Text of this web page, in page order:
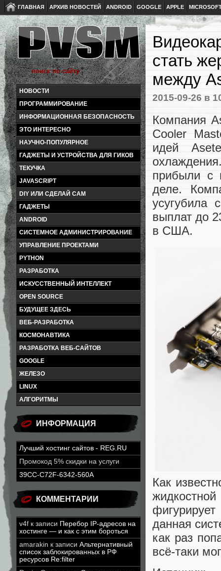
ГЛАВНАЯ АРХИВ НОВОСТЕЙ ANDROID GOOGLE APPLE
НОВОСТИ
ПРОГРАММИРОВАНИЕ
ИНФОРМАЦИОННАЯ БЕЗОПАСНОСТЬ
ЭТО ИНТЕРЕСНО
НАУЧНО-ПОПУЛЯРНОЕ
ГАДЖЕТЫ И УСТРОЙСТВА ДЛЯ ГИКОВ
ТЕКУЧКА
JAVASCRIPT
DIY ИЛИ СДЕЛАЙ САМ
ГАДЖЕТЫ
ANDROID
СИСТЕМНОЕ АДМИНИСТРИРОВАНИЕ
УПРАВЛЕНИЕ ПРОЕКТАМИ
PYTHON
РАЗРАБОТКА
ИСКУССТВЕННЫЙ ИНТЕЛЛЕКТ
OPEN SOURCE
БУДУЩЕЕ ЗДЕСЬ
ВЕБ-РАЗРАБОТКА
КОСМОНАВТИКА
РАЗРАБОТКА ВЕБ-САЙТОВ
GOOGLE
ЖЕЛЕЗО
LINUX
АЛГОРИТМЫ
ИНФОРМАЦИЯ
Лучший хостинг сайтов - REG.RU
Промокод 5% скидки на услуги
39CC-C72F-6342-560A
КОММЕНТАРИИ
v4f к записи Перебор IP-адресов на
хостинге — и как с этим бороться
amarakin к записи Альтернативный
список заблокированных в РФ
ресурсов Re:filter
стать
между
2015-09-26 в
Компания
Cooler
идей
прибыли с
деле.
усугубила
выплат до
в США.
Как
данная
как раз
всё-таки